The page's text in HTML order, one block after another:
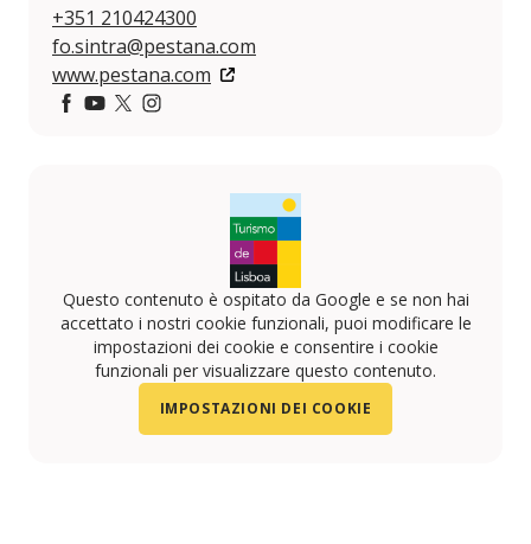
+351 210424300
fo.sintra@pestana.com
www.pestana.com
Questo contenuto è ospitato da Google e se non hai
accettato i nostri cookie funzionali, puoi modificare le
impostazioni dei cookie e consentire i cookie
funzionali per visualizzare questo contenuto.
IMPOSTAZIONI DEI COOKIE